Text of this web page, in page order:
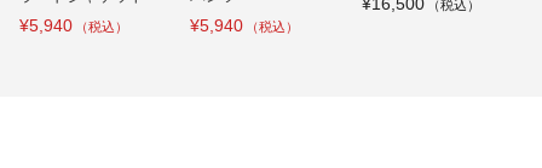
¥5,940 ¥5,940
¥16,500